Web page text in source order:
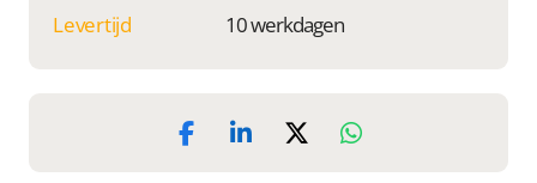
Levertijd
10 werkdagen